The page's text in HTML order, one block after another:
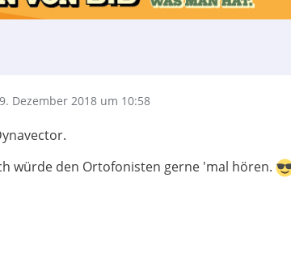
Dezember 2018 um 10:58
würde den Ortofonisten gerne 'mal hören.